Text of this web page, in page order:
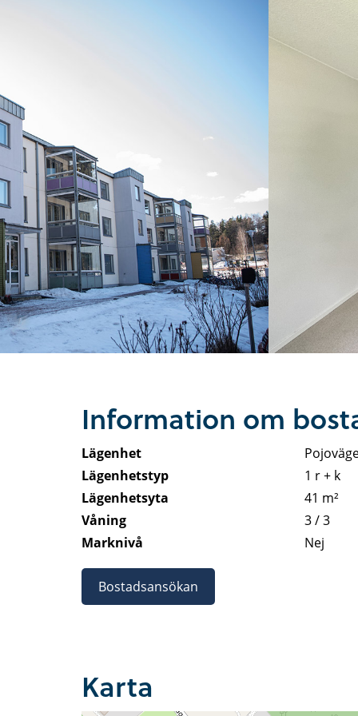
Information om
Lägenhet
Lägenhetstyp
1 r + k
Lägenhetsyta
41 m²
Våning
3 / 3
Marknivå
Nej
Bostadsansökan
Karta